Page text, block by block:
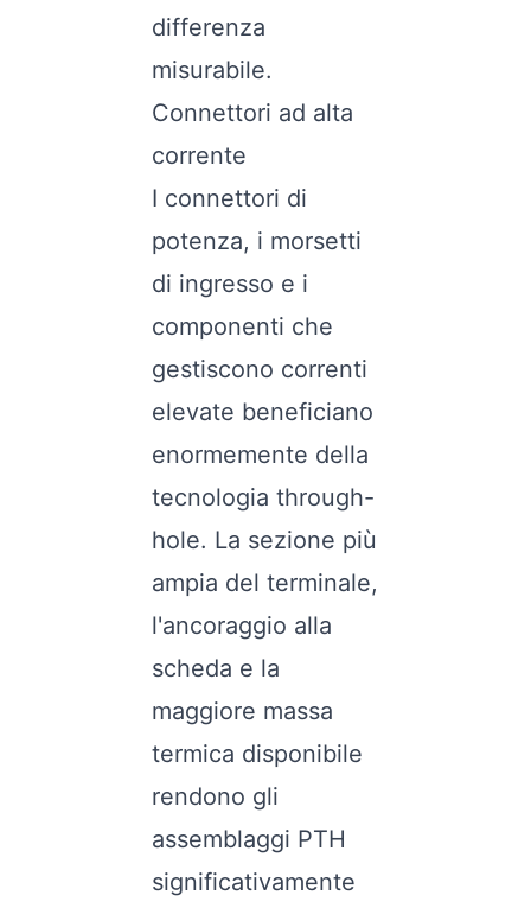
differenza
misurabile.
Connettori ad alta
corrente
I connettori di
potenza, i morsetti
di ingresso e i
componenti che
gestiscono correnti
elevate beneficiano
enormemente della
tecnologia through-
hole. La sezione più
ampia del terminale,
l'ancoraggio alla
scheda e la
maggiore massa
termica disponibile
rendono gli
assemblaggi PTH
significativamente